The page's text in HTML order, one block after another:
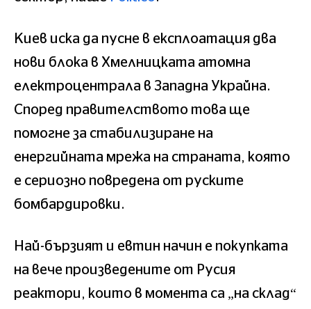
Киев иска да пусне в експлоатация два
нови блока в Хмелницката атомна
електроцентрала в Западна Украйна.
Според правителството това ще
помогне за стабилизиране на
енергийната мрежа на страната, която
е сериозно повредена от руските
бомбардировки.
Най-бързият и евтин начин е покупката
на вече произведените от Русия
реактори, които в момента са „на склад“